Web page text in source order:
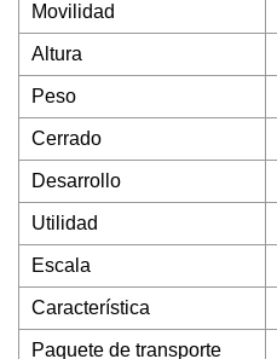
Movilidad
Altura
Peso
Cerrado
Desarrollo
Utilidad
Escala
Característica
Paquete de transporte